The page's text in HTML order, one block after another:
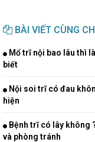
BÀI VIẾT CÙNG
Mổ trĩ nội bao lâu thì
biết
Nội soi trĩ có đau
hiện
Bệnh trĩ có lây không
và phòng tránh